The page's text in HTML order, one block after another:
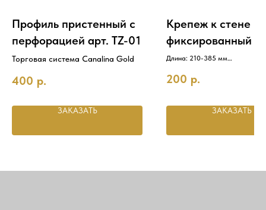
Профиль пристенный с
перфорацией арт. TZ-01
Торговая система Canalina Gold
400 р.
ЗАКАЗАТЬ
Крепеж к стене
фиксированный
пазиза
Длина: 210-385 мм
200 р.
ЗАКАЗАТЬ